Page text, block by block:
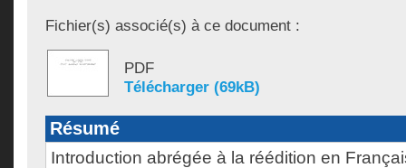
Fichier(s) associé(s) à ce document :
PDF
Télécharger (69kB)
Résumé
Introduction abrégée à la réédition en